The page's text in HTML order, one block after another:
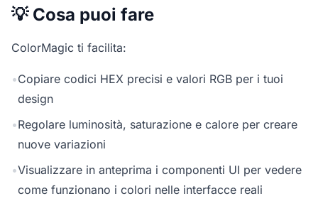
💡 Cosa puoi fare
ColorMagic ti facilita:
•Copiare codici HEX precisi e valori RGB per i tuoi
design
•Regolare luminosità, saturazione e calore per creare
nuove variazioni
•Visualizzare in anteprima i componenti UI per vedere
come funzionano i colori nelle interfacce reali